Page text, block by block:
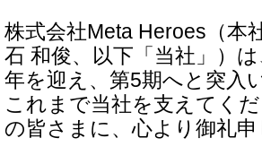
株式会社Meta Heroes（本
石 和俊、以下「当社」）
年を迎え、第5期へと突入
これまで当社を支えてく
の皆さまに、心より御礼申